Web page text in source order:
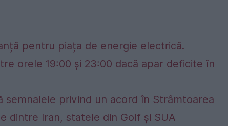
pentru piața de energie electrică.
orele 19:00 și 23:00 dacă apar deficite în
privind un acord în Strâmtoarea
dintre Iran, statele din Golf și SUA